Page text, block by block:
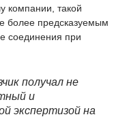
компании, такой
более предсказуемым
соединения при
получал не
и
экспертизой на